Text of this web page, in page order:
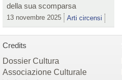
della sua scomparsa
13 novembre 2025 Arti circensi
Credits
Dossier Cultura
Associazione Culturale